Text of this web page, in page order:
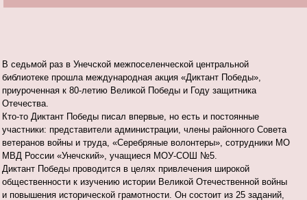
В седьмой раз в Унечской межпоселенческой центральной
библиотеке прошла международная акция «Диктант Победы»,
приуроченная к 80-летию Великой Победы и Году защитника
Отечества.
Кто-то Диктант Победы писал впервые, но есть и постоянные
участники: представители администрации, члены районного Совета
ветеранов войны и труда, «Серебряные волонтеры», сотрудники МО
МВД России «Унечский», учащиеся МОУ-СОШ №5.
Диктант Победы проводится в целях привлечения широкой
общественности к изучению истории Великой Отечественной войны
и повышения исторической грамотности. Он состоит из 25 заданий,